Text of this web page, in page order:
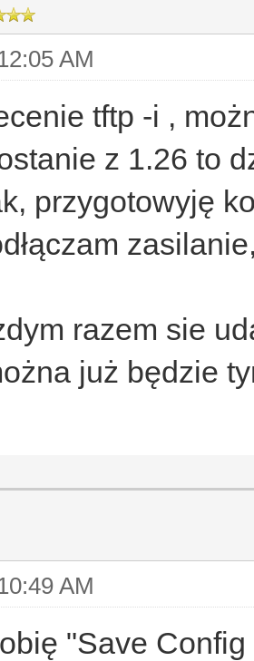
AM
tftp -i ,
z 1.26 to
przygotowyję
razem sie
już będzie
AM
"Save